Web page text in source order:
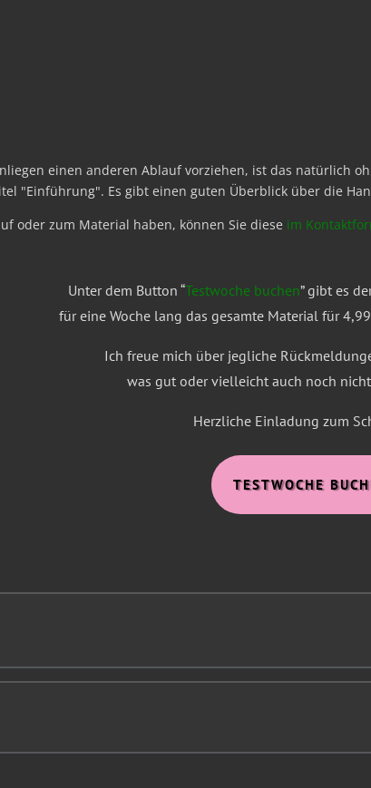
einen anderen Ablauf vorziehen, ist das natürlich
"Einführung". Es gibt einen guten Überblick über die
oder zum Material haben, können Sie diese im
Unter dem Button “Testwoche buchen” gibt es
für eine Woche lang das gesamte Material für
Ich freue mich über jegliche
was gut oder vielleicht auch noch
Herzliche Einladung zum
TESTWOCHE